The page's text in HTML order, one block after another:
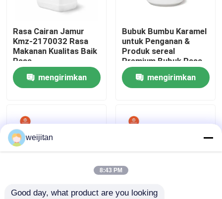
Tentang kami
Tur Pabrik
Kontrol kualitas
Permintaan Penawaran
Rasa Minuman
Rasa Cairan Jamur
Kmz-2170032 Rasa
Makanan Kualitas Baik
Rasa
mengirimkan
Bubuk Bumbu Karamel
untuk Penganan &
Produk sereal
Premium Bubuk Rasa
Manis Karamel
mengirimkan
weijitan
8:43 PM
Good day, what product are you looking